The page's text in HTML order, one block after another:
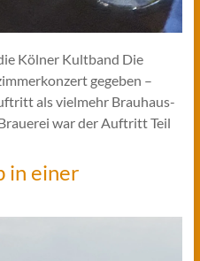
Kölner Kultband Die
gegeben –
als vielmehr Brauhaus-
war der Auftritt Teil
in einer